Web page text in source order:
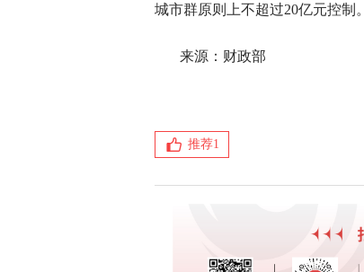
城市群原则上不超过20亿元控制。
来源：财政部
推荐1